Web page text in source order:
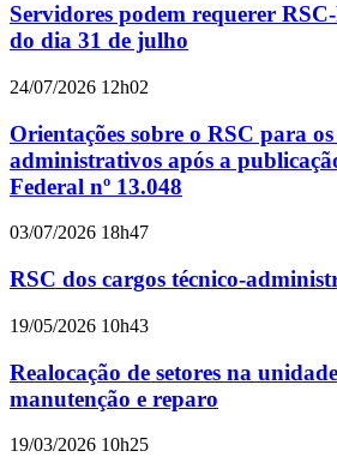
Servidores podem requerer
do dia 31 de julho
24/07/2026 12h02
Orientações sobre o RSC para
administrativos após a
Federal nº 13.048
03/07/2026 18h47
RSC dos cargos técnico-
19/05/2026 10h43
Realocação de setores na
manutenção e reparo
19/03/2026 10h25